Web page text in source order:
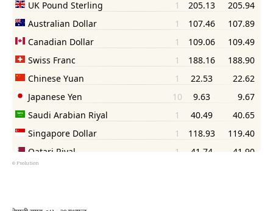
© Psolution